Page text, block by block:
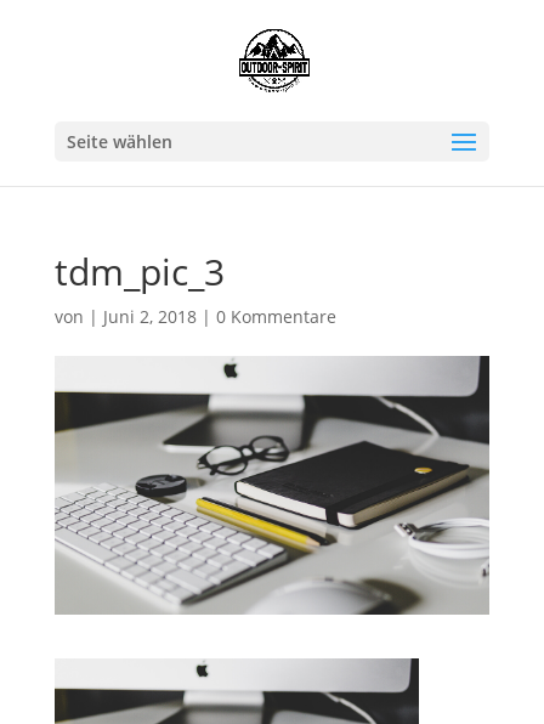
Seite wählen
tdm_pic_3
von | Juni 2, 2018| 0 Kommentare